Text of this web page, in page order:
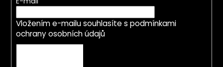
Vložením e-mailu souhlasíte s podmínkami
ochrany osobních údajů